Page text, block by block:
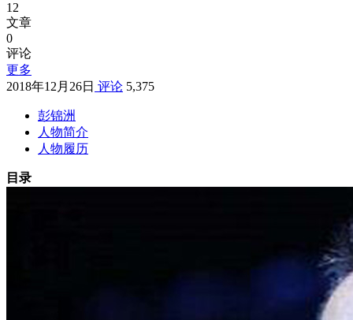
12
文章
0
评论
更多
2018年12月26日 评论 5,375
彭锦洲
人物简介
人物履历
目录